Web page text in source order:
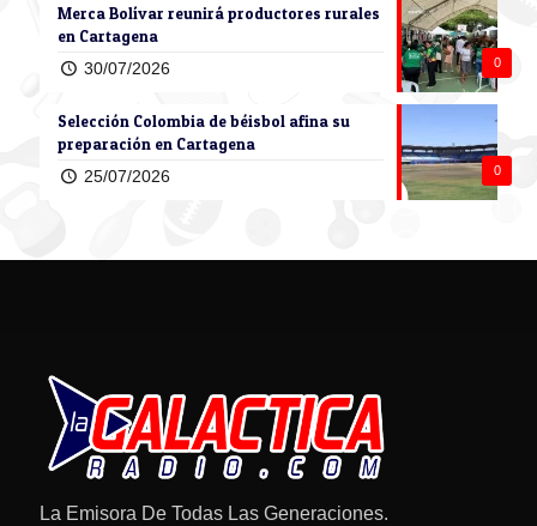
0
Merca Bolívar reunirá productores rurales
en Cartagena
30/07/2026
0
Selección Colombia de béisbol afina su
preparación en Cartagena
25/07/2026
La Emisora De Todas Las Generaciones.